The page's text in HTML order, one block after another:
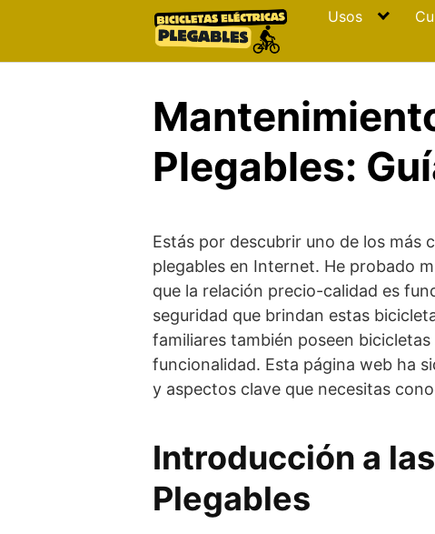
Usos
Plegables:
Estás por descubrir uno de los más
plegables en Internet. He probado
que la relación precio-calidad es
seguridad que brindan estas
familiares también poseen
funcionalidad. Esta página web ha
y aspectos clave que necesitas
Introducción a
Plegables